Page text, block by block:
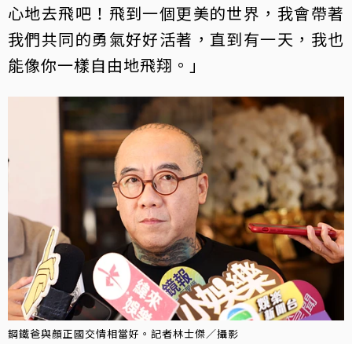
心地去飛吧！飛到一個更美的世界，我會帶著
我們共同的勇氣好好活著，直到有一天，我也
能像你一樣自由地飛翔。」
鋼鐵爸與顏正國交情相當好。記者林士傑／攝影